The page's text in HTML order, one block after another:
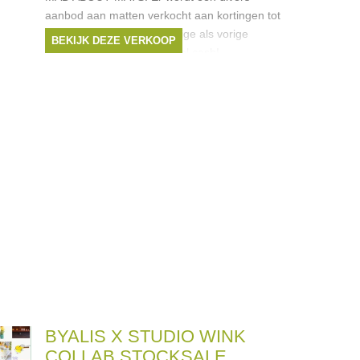
aanbod aan matten verkocht aan kortingen tot
-50%. Dir zowel uit de huidige als vorige
collecties. Betalen kan enkel cash!
BEKIJK DEZE VERKOOP
BYALIS X STUDIO WINK